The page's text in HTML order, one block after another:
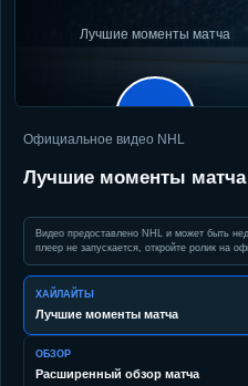
Лучшие моменты матча
▶
Официальное видео NHL
Лучшие моменты матча
Видео предоставлено NHL и может быть
плеер не запускается, откройте ролик на
ХАЙЛАЙТЫ
Лучшие моменты матча
ОБЗОР
Расширенный обзор матча